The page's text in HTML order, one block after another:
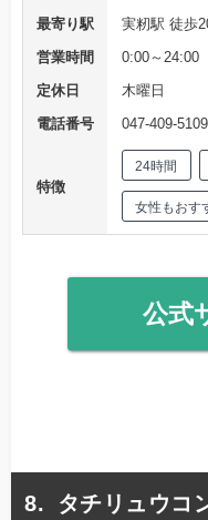
最寄り駅
実籾駅 徒歩
営業時間
0:00～24:00
定休日
木曜日
電話番号
047-409-5109
特徴
24時間
女性もおす
公式
タチリュウコ